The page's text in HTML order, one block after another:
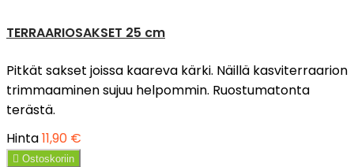
TERRAARIOSAKSET 25 cm
Pitkät sakset joissa kaareva kärki. Näillä kasviterraarion
trimmaaminen sujuu helpommin. Ruostumatonta
terästä.
Hinta11,90 €
 Ostoskoriin